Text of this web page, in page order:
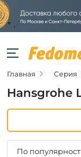
Фильтры
Цена
от
Главная Серия
Hansgrohe
По